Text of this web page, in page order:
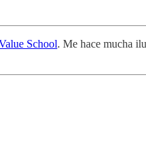
School. Me hace mucha